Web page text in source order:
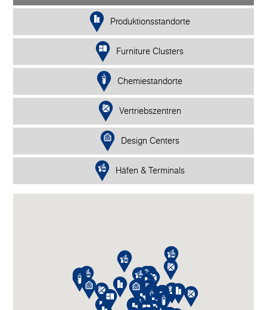
Produktionsstandorte
Furniture Clusters
Chemiestandorte
Vertriebszentren
Design Centers
Häfen & Terminals